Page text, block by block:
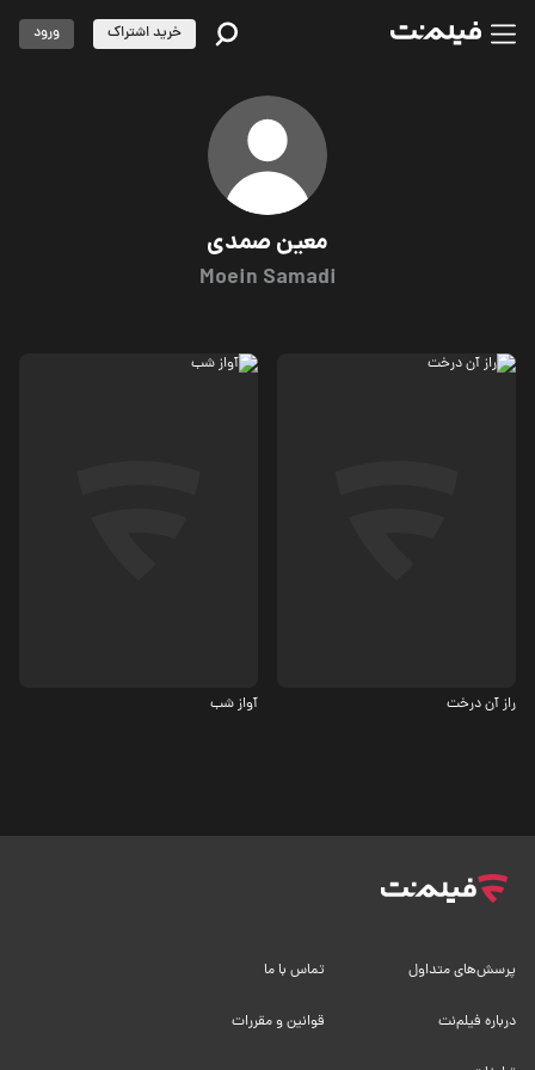
معین صمدی
Moein Samadi
خرید اشتراک ورود
راز آن درخت آواز شب
پرسش‌های متداول تماس با ما
درباره فیلم‌نت قوانین و مقررات